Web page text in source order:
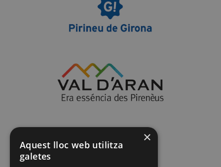
×
Aquest lloc web utilitza
galetes